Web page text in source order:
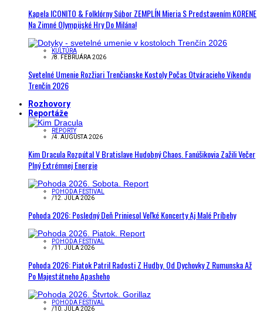
Kapela ICONITO & Folklórny Súbor ZEMPLÍN Mieria S Predstavením KORENE
Na Zimné Olympijské Hry Do Milána!
KULTÚRA
/8. FEBRUÁRA 2026
Svetelné Umenie Rozžiari Trenčianske Kostoly Počas Otváracieho Víkendu
Trenčín 2026
Rozhovory
Reportáže
REPORTY
/4. AUGUSTA 2026
Kim Dracula Rozpútal V Bratislave Hudobný Chaos. Fanúšikovia Zažili Večer
Plný Extrémnej Energie
POHODA FESTIVAL
/12. JÚLA 2026
Pohoda 2026: Posledný Deň Priniesol Veľké Koncerty Aj Malé Príbehy
POHODA FESTIVAL
/11. JÚLA 2026
Pohoda 2026: Piatok Patril Radosti Z Hudby. Od Dychovky Z Rumunska Až
Po Majestátneho Apasheho
POHODA FESTIVAL
/10. JÚLA 2026